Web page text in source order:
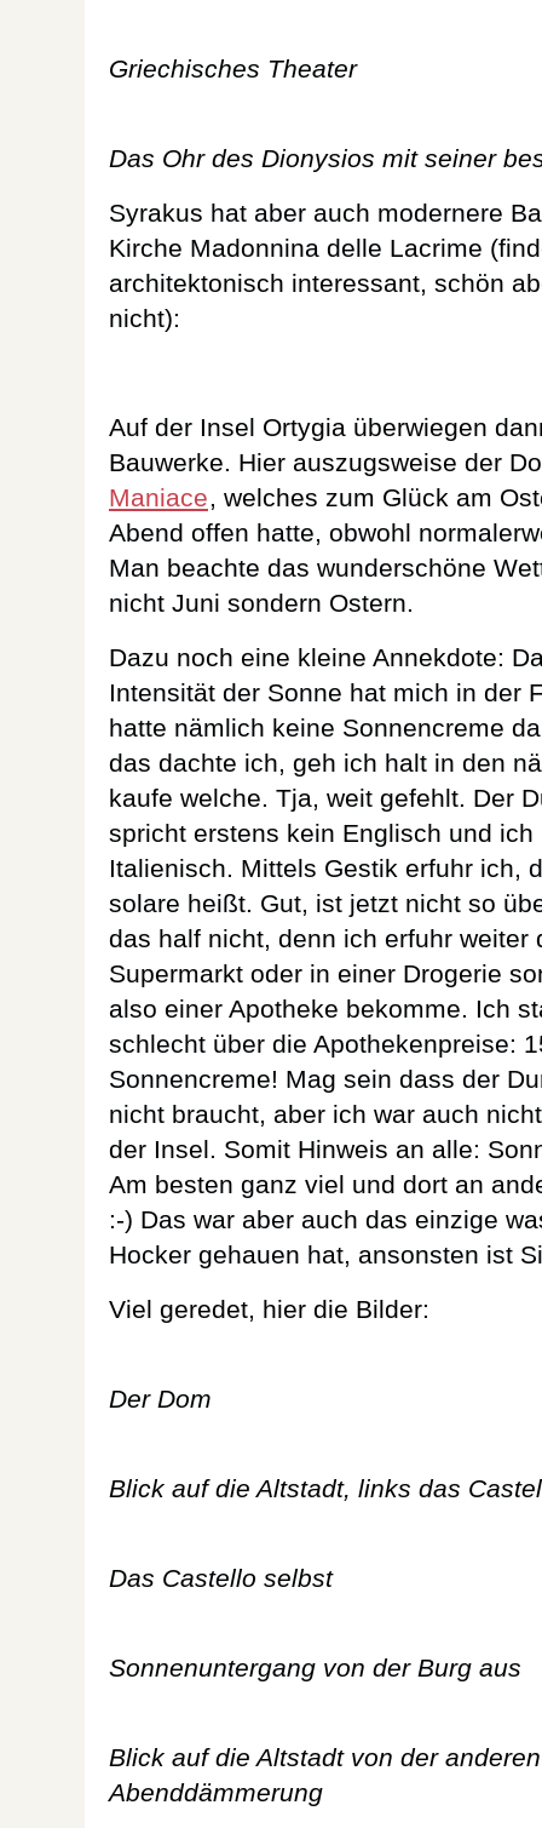
Griechisches Theater
Das Ohr des Dionysios mit seiner
Syrakus hat aber auch modernere
Kirche Madonnina delle Lacrime
architektonisch interessant, schön
nicht):
Auf der Insel Ortygia überwiegen
Bauwerke. Hier auszugsweise der
Maniace, welches zum Glück am
Abend offen hatte, obwohl
Man beachte das wunderschöne
nicht Juni sondern Ostern.
Dazu noch eine kleine Annekdote:
Intensität der Sonne hat mich in der
hatte nämlich keine Sonnencreme
das dachte ich, geh ich halt in den
kaufe welche. Tja, weit gefehlt. Der
spricht erstens kein Englisch und
Italienisch. Mittels Gestik erfuhr ich,
solare heißt. Gut, ist jetzt nicht so
das half nicht, denn ich erfuhr weiter
Supermarkt oder in einer Drogerie
also einer Apotheke bekomme. Ich
schlecht über die Apothekenpreise:
Sonnencreme! Mag sein dass der
nicht braucht, aber ich war auch
der Insel. Somit Hinweis an alle:
Am besten ganz viel und dort an
:-) Das war aber auch das einzige
Hocker gehauen hat, ansonsten ist
Viel geredet, hier die Bilder:
Der Dom
Blick auf die Altstadt, links das
Das Castello selbst
Sonnenuntergang von der Burg aus
Blick auf die Altstadt von der
Abenddämmerung